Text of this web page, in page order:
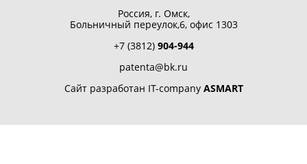
Россия, г. Омск,
Больничный переулок,6, офис 1303
+7 (3812) 904-944
patenta@bk.ru
Сайт разработан IT-company ASMART